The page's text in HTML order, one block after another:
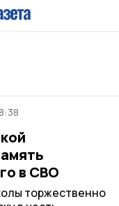
в СВО
торжественно